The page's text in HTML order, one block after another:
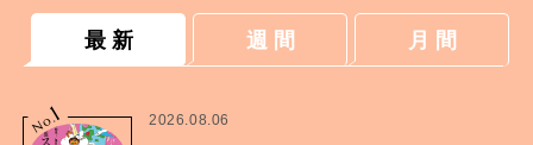
最 新 週 間 月 間
No.
1 2026.08.06